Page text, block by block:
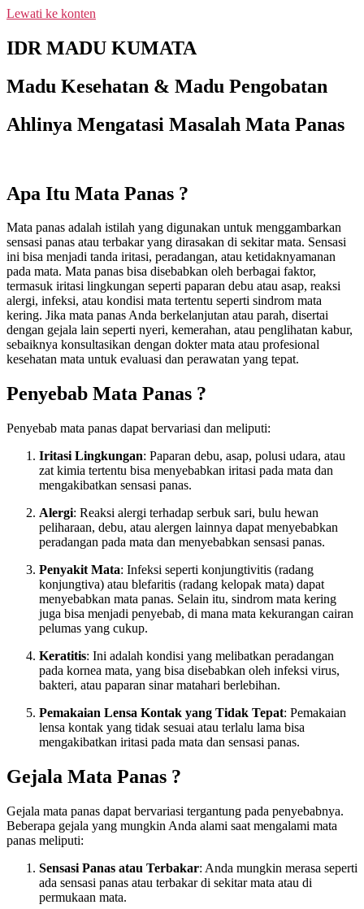
Lewati ke konten
IDR MADU KUMATA
Madu Kesehatan & Madu Pengobatan
Ahlinya Mengatasi Masalah Mata Panas
Apa Itu Mata Panas ?
Mata panas adalah istilah yang digunakan untuk menggambarkan
sensasi panas atau terbakar yang dirasakan di sekitar mata. Sensasi
ini bisa menjadi tanda iritasi, peradangan, atau ketidaknyamanan
pada mata. Mata panas bisa disebabkan oleh berbagai faktor,
termasuk iritasi lingkungan seperti paparan debu atau asap, reaksi
alergi, infeksi, atau kondisi mata tertentu seperti sindrom mata
kering. Jika mata panas Anda berkelanjutan atau parah, disertai
dengan gejala lain seperti nyeri, kemerahan, atau penglihatan kabur,
sebaiknya konsultasikan dengan dokter mata atau profesional
kesehatan mata untuk evaluasi dan perawatan yang tepat.
Penyebab Mata Panas ?
Penyebab mata panas dapat bervariasi dan meliputi:
Iritasi Lingkungan: Paparan debu, asap, polusi udara, atau
zat kimia tertentu bisa menyebabkan iritasi pada mata dan
mengakibatkan sensasi panas.
Alergi: Reaksi alergi terhadap serbuk sari, bulu hewan
peliharaan, debu, atau alergen lainnya dapat menyebabkan
peradangan pada mata dan menyebabkan sensasi panas.
Penyakit Mata: Infeksi seperti konjungtivitis (radang
konjungtiva) atau blefaritis (radang kelopak mata) dapat
menyebabkan mata panas. Selain itu, sindrom mata kering
juga bisa menjadi penyebab, di mana mata kekurangan cairan
pelumas yang cukup.
Keratitis: Ini adalah kondisi yang melibatkan peradangan
pada kornea mata, yang bisa disebabkan oleh infeksi virus,
bakteri, atau paparan sinar matahari berlebihan.
Pemakaian Lensa Kontak yang Tidak Tepat: Pemakaian
lensa kontak yang tidak sesuai atau terlalu lama bisa
mengakibatkan iritasi pada mata dan sensasi panas.
Gejala Mata Panas ?
Gejala mata panas dapat bervariasi tergantung pada penyebabnya.
Beberapa gejala yang mungkin Anda alami saat mengalami mata
panas meliputi:
Sensasi Panas atau Terbakar: Anda mungkin merasa seperti
ada sensasi panas atau terbakar di sekitar mata atau di
permukaan mata.
NEW PROMO !! BAYAR SETELAH SAMPAI 1-10 BOTOL
COD - TRANSFER SETELAH SAMPAI KE REKENING